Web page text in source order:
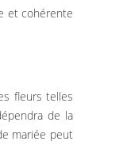
et cohérente
fleurs telles
de la
mariée peut